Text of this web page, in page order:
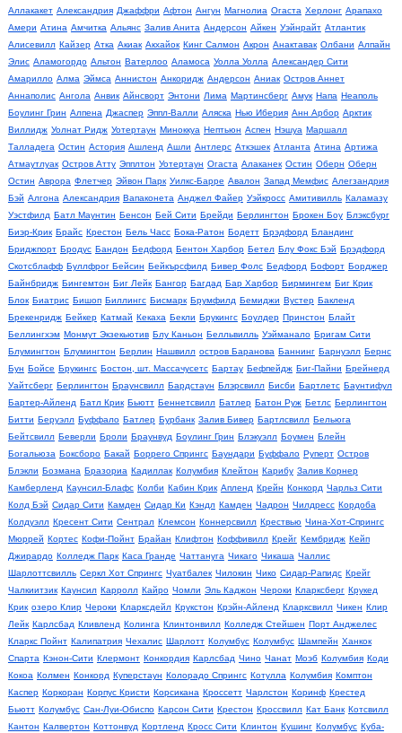
Аллакакет Александрия Джаффри Афтон Ангун Магнолиа Огаста Херлонг Арапахо
Амери Атина Амчитка Альянс Залив Анита Андерсон Айкен Уэйнрайт Атлантик
Алисевилл Кайзер Атка Акиак Акхайок Кинг Салмон Акрон Анактавак Олбани Алпайн
Элис Аламогордо Альтон Ватерлоо Аламоса Уолла Уолла Александер Сити
Амарилло Алма Эймса Аннистон Анкоридж Андерсон Аниак Остров Аннет
Аннаполис Ангола Анвик Айнсворт Энтони Лима Мартинсберг Амук Напа Неаполь
Боулинг Грин Алпена Джаспер Эппл-Валли Аляска Нью Иберия Анн Арбор Арктик
Виллидж Уолнат Ридж Уотертаун Миноккуа Нептьюн Аспен Нэшуа Маршалл
Талладега Остин Астория Ашленд Ашли Антлерс Аткэшек Атланта Атина Артижа
Атмаутлуак Остров Атту Эпплтон Уотертаун Огаста Алаканек Остин Оберн Оберн
Остин Аврора Флетчер Эйвон Парк Уилкс-Барре Авалон Запад Мемфис Алегзандрия
Бэй Алгона Александрия Вапаконета Анджел Файер Уэйкросс Амитивилль Каламазу
Уэстфилд Батл Маунтин Бенсон Бей Сити Брейди Берлингтон Брокен Боу Блэксбург
Биэр-Крик Брайс Крестон Бель Часс Бока-Ратон Бодетт Брэдфорд Бландинг
Бриджпорт Бродус Бандон Бедфорд Бентон Харбор Бетел Блу Фокс Бэй Брэдфорд
Скотсблафф Буллфрог Бейсин Бейкърсфилд Бивер Фолс Бедфорд Бофорт Борджер
Байнбридж Бингемтон Биг Лейк Бангор Багдад Бар Харбор Бирмингем Биг Крик
Блок Биатрис Бишоп Биллингс Бисмарк Брумфилд Бемиджи Вустер Бакленд
Брекенридж Бейкер Катмай Кекаха Бекли Брукингс Боулдер Принстон Блайт
Беллингхэм Монмут Экзекьютив Блу Каньон Белльвилль Уэйманало Бригам Сити
Блумингтон Блумингтон Берлин Нашвилл остров Баранова Баннинг Барнуэлл Бернс
Бун Бойсе Брукингс Бостон, шт. Массачусетс Бартау Бефпейдж Биг-Пайни Брейнерд
Уайтсберг Берлингтон Браунсвилл Бардстаун Блэрсвилл Бисби Бартлетс Баунтифул
Бартер-Айленд Батл Крик Бьютт Беннетсвилл Батлер Батон Руж Бетлс Берлингтон
Битти Беруэлл Буффало Батлер Бурбанк Залив Бивер Бартлсвилл Бельюга
Бейтсвилл Беверли Броли Браунвуд Боулинг Грин Блэкуэлл Боумен Блейн
Богальюза Боксборо Бакай Боррего Спрингс Баундари Буффало Руперт Остров
Блэкли Бозмана Бразориа Кадиллак Колумбия Клейтон Карибу Залив Корнер
Камберленд Каунсил-Блафс Колби Кабин Крик Апленд Крейн Конкорд Чарльз Сити
Колд Бэй Сидар Сити Камден Сидар Ки Кэндл Камден Чадрон Чилдресс Кордоба
Колдуэлл Кресент Сити Сентрал Клемсон Коннерсвилл Крествью Чина-Хот-Спрингс
Мюррей Кортес Кофи-Пойнт Брайан Клифтон Коффивилл Крейг Кембридж Кейп
Джирардо Колледж Парк Каса Гранде Чаттануга Чикаго Чикаша Чаллис
Шарлоттсвилль Серкл Хот Спрингс Чуатбалек Чилокин Чико Сидар-Рапидс Крейг
Чалкиитзик Каунсил Карролл Кайро Чомли Эль Каджон Чероки Кларксберг Крукед
Крик озеро Клир Чероки Кларксдейл Крукстон Крэйн-Айленд Кларксвилл Чикен Клир
Лейк Карлсбад Кливленд Колинга Клинтонвилл Колледж Стейшен Порт Анджелес
Кларкс Пойнт Калипатрия Чехалис Шарлотт Колумбус Колумбус Шампейн Ханкок
Спарта Кэнон-Сити Клермонт Конкордия Карлсбад Чино Чанат Моэб Колумбия Коди
Кокоа Колмен Конкорд Куперстаун Колорадо Спрингс Котулла Колумбия Комптон
Каспер Коркоран Корпус Кристи Корсикана Кроссетт Чарлстон Коринф Крестед
Бьютт Колумбус Сан-Луи-Обиспо Карсон Сити Крестон Кроссвилл Кат Банк Котсвилл
Кантон Калвертон Коттонвуд Кортленд Кросс Сити Клинтон Кушинг Колумбус Куба-